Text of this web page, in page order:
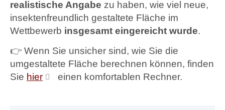
realistische Angabe zu haben, wie viel neue,
insektenfreundlich gestaltete Fläche im
Wettbewerb insgesamt eingereicht wurde.
👉 Wenn Sie unsicher sind, wie Sie die
umgestaltete Fläche berechnen können, finden
Sie hier einen komfortablen Rechner.